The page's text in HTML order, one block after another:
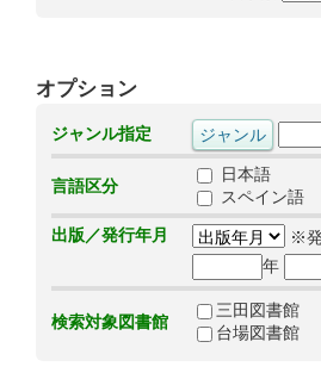
オプション
ジャンル指定
言語区分
日本語
スペイン語
出版／発行年月
※
年
検索対象図書館
三田図書館
台場図書館